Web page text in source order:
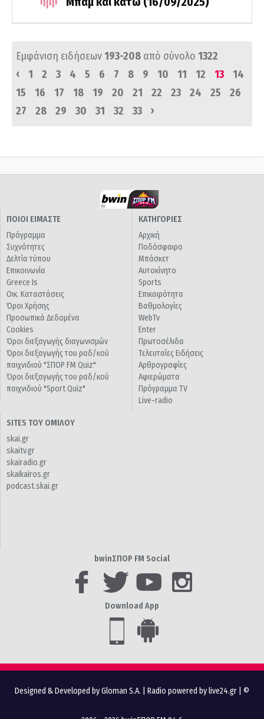
Εμφάνιση ειδήσεων193-208 από σύνολο 1322
‹
1 2 3 4 5 6 7 8 9 10 11 12 13
14
15
16 17 18 19 20 21 22 23 24 25
26
27
28 29 30 31 32 33 ›
ΠΟΙΟΙ ΕΙΜΑΣΤΕ
Πρόγραμμα
Συχνότητες
Δελτία τύπου
Επικοινωνία
Greece Is
Οικ. Καταστάσεις
Όροι Χρήσης
Προσωπικά Δεδομένα
Cookies
Όροι διεξαγωγής διαγωνισμών
Όροι διεξαγωγής του ραδ/κού
παιχνιδιού "ΣΠΟΡ FM Quiz"
Όροι διεξαγωγής του ραδ/κού
παιχνιδιού "Sport Quiz"
ΚΑΤΗΓΟΡΙΕΣ
Αρχική
Ποδόσφαιρο
Μπάσκετ
Αυτοκίνητο
Sports
Επικαιρότητα
Βαθμολογίες
WebTv
Enter
Πρωτοσέλιδα
Τελευταίες Ειδήσεις
Αρθρογραφίες
Αφιερώματα
Πρόγραμμα TV
Live-radio
SITES ΤΟΥ ΟΜΙΛΟΥ
skai.gr
skaitv.gr
skairadio.gr
skaikairos.gr
podcast.skai.gr
bwinΣΠΟΡ FM Social
Download App
Designed & Developed by Gloman S.A. Radio powered by live24.gr | ©